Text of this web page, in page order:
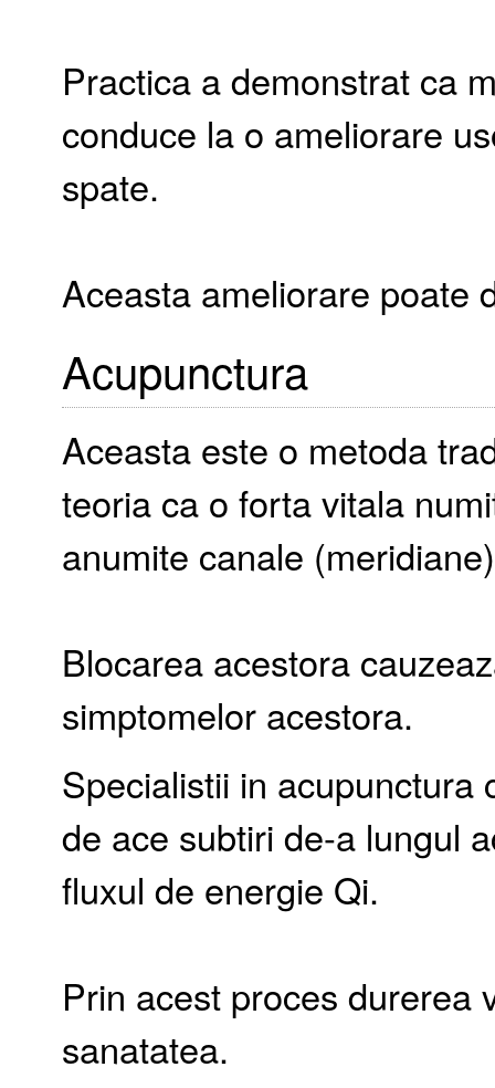
Practica a demonstrat ca
conduce la o ameliorare
spate.
Aceasta ameliorare poate
Acupunctura
Aceasta este o metoda
teoria ca o forta vitala
anumite canale
Blocarea acestora
simptomelor acestora.
Specialistii in acupunctura
de ace subtiri de-a lungul
fluxul de energie Qi.
Prin acest proces durerea
sanatatea.